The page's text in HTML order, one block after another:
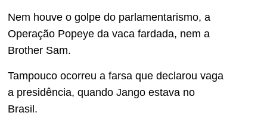
Nem houve o golpe do parlamentarismo, a
Operação Popeye da vaca fardada, nem a
Brother Sam.
Tampouco ocorreu a farsa que declarou vaga
a presidência, quando Jango estava no
Brasil.